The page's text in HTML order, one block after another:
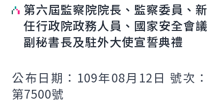
第六屆監察院院長、監察委員、新
任行政院政務人員、國家安全會議
副秘書長及駐外大使宣誓典禮
公布日期：109年08月12日 號次：
第7500號